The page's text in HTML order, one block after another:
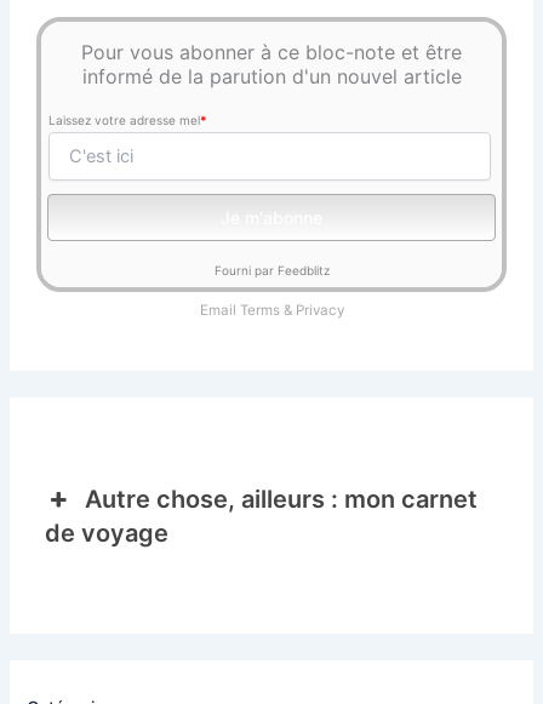
Pour vous abonner à ce bloc-note et être
informé de la parution d'un nouvel article
Laissez votre adresse mel*
Fourni par Feedblitz
Email Terms& Privacy
Autre chose, ailleurs : mon carnet
de voyage